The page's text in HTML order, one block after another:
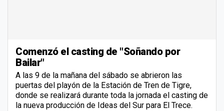
Comenzó el casting de "Soñando por
Bailar"
A las 9 de la mañana del sábado se abrieron las
puertas del playón de la Estación de Tren de Tigre,
donde se realizará durante toda la jornada el casting de
la nueva producción de Ideas del Sur para El Trece.